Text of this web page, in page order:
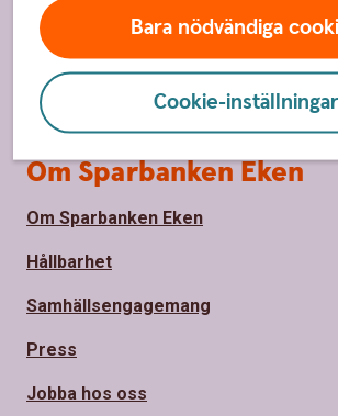
Bara nödvändiga
Cookie-inställningar
Priser, räntor och kurser för
Räntor, priser och kurser för företag
Om Sparbanken Eken
Om Sparbanken Eken
Hållbarhet
Samhällsengagemang
Press
Jobba hos oss